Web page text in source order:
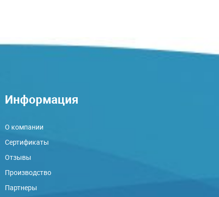
Информация
О компании
Сертификаты
Отзывы
Производство
Партнеры